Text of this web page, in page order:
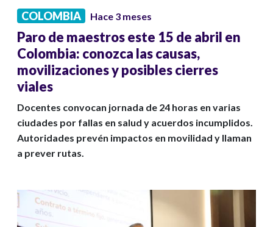
COLOMBIA Hace 3 meses
Paro de maestros este 15 de abril en
Colombia: conozca las causas,
movilizaciones y posibles cierres
viales
Docentes convocan jornada de 24 horas en varias
ciudades por fallas en salud y acuerdos incumplidos.
Autoridades prevén impactos en movilidad y llaman
a prever rutas.